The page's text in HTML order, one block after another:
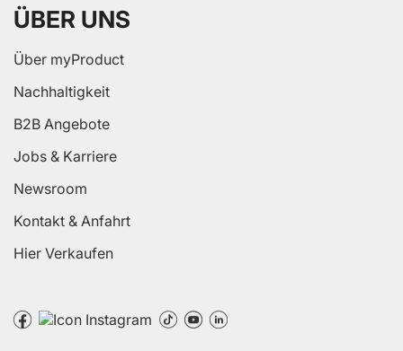
ÜBER UNS
Über myProduct
Nachhaltigkeit
B2B Angebote
Jobs & Karriere
Newsroom
Kontakt & Anfahrt
Hier Verkaufen